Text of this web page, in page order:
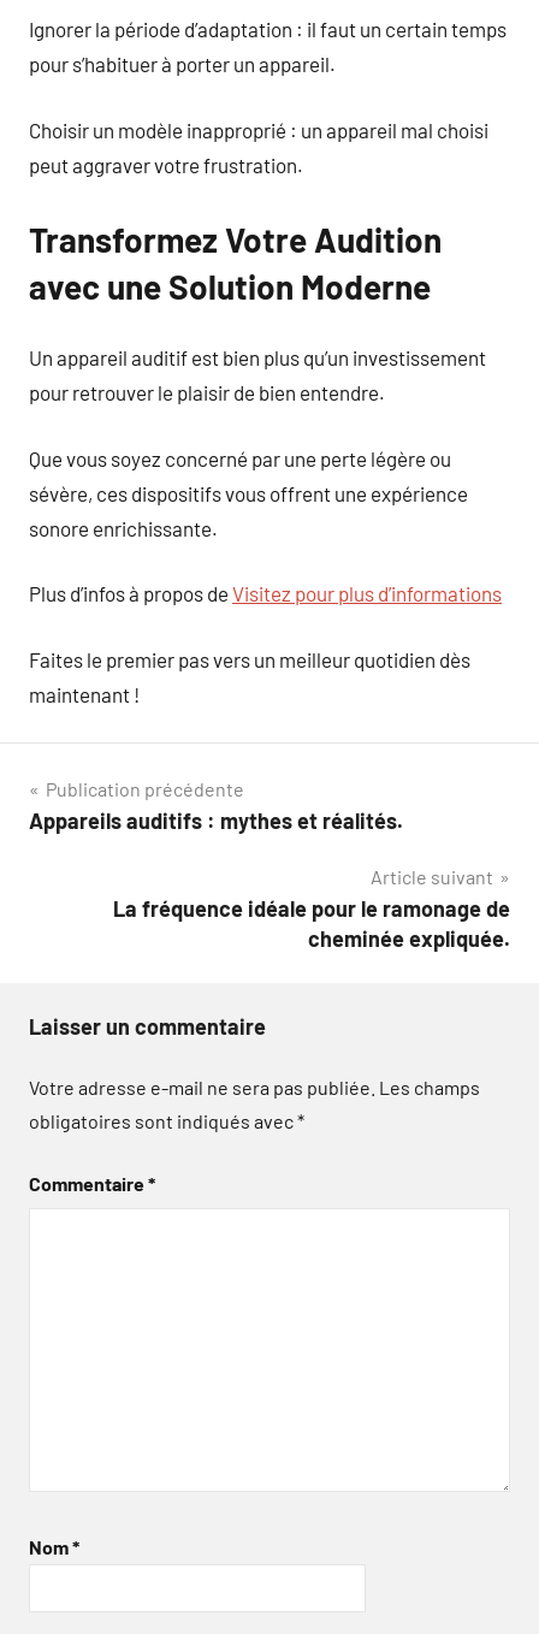
Ignorer la période d’adaptation : il faut un certain temps
pour s’habituer à porter un appareil.
Choisir un modèle inapproprié : un appareil mal choisi
peut aggraver votre frustration.
Transformez Votre Audition
avec une Solution Moderne
Un appareil auditif est bien plus qu’un investissement
pour retrouver le plaisir de bien entendre.
Que vous soyez concerné par une perte légère ou
sévère, ces dispositifs vous offrent une expérience
sonore enrichissante.
Plus d’infos à propos de Visitez pour plus d’informations
Faites le premier pas vers un meilleur quotidien dès
maintenant !
Navigation
de
Publication précédente
Appareils auditifs : mythes et réalités.
Article suivant
La fréquence idéale pour le ramonage de
cheminée expliquée.
Laisser un commentaire
Votre adresse e-mail ne sera pas publiée. Les champs
obligatoires sont indiqués avec*
Commentaire*
Nom*